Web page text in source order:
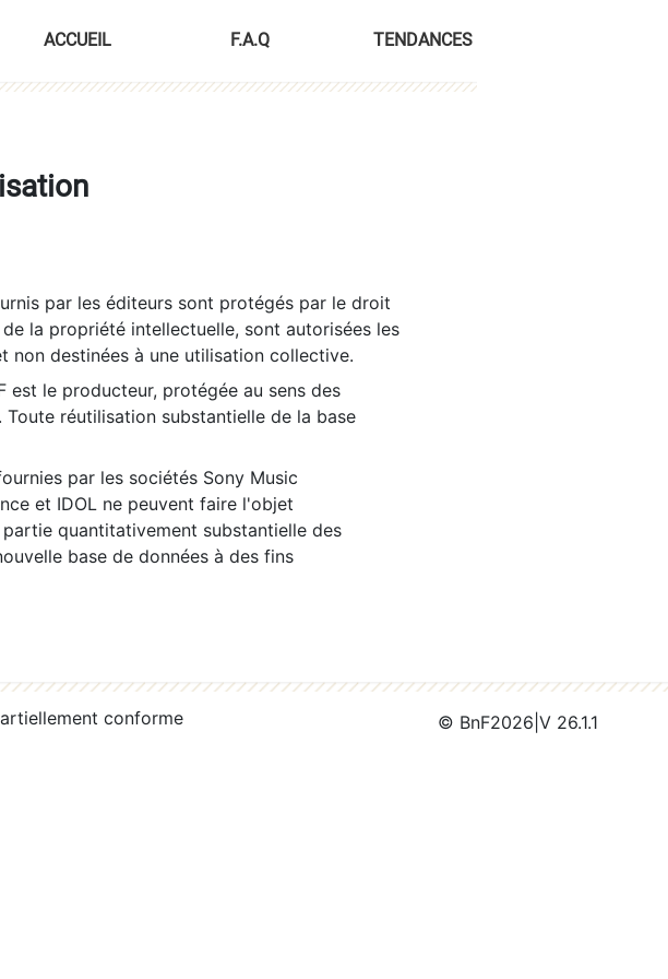
ACCUEIL F.A.Q TENDANCES
par les éditeurs sont protégés par le droit
la propriété intellectuelle, sont autorisées les
destinées à une utilisation collective.
est le producteur, protégée au sens des
réutilisation substantielle de la base
par les sociétés Sony Music
et IDOL ne peuvent faire l'objet
quantitativement substantielle des
base de données à des fins
conforme © BnF2026 V 26.1.1